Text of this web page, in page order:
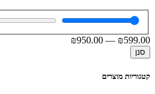
₪599.00
—
₪950.00
סנן
קטגוריות מוצרים